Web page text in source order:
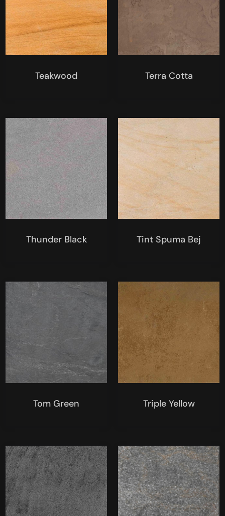
Teakwood Terra Cotta
Thunder Black Tint Spuma Bej
Tom Green Triple Yellow